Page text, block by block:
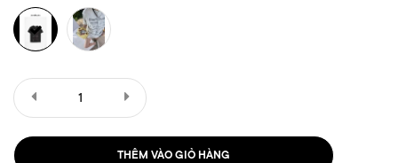
THÊM VÀO GIỎ HÀNG